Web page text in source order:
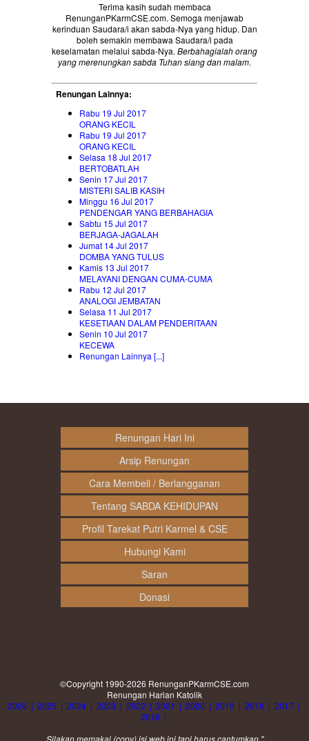
Terima kasih sudah membaca
RenunganPKarmCSE.com. Semoga menjawab
kerinduan Saudara/i akan sabda-Nya yang hidup. Dan
boleh semakin membawa Saudara/i pada
keselamatan melalui sabda-Nya. Berbahagialah orang
yang merenungkan sabda Tuhan siang dan malam.
Renungan Lainnya:
Rabu 19 Jul 2017
ORANG KECIL
Rabu 19 Jul 2017
ORANG KECIL
Selasa 18 Jul 2017
BERTOBATLAH
Senin 17 Jul 2017
MISTERI SALIB KASIH
Minggu 16 Jul 2017
PENDENGAR YANG BERBAHAGIA
Sabtu 15 Jul 2017
BERJAGA-JAGALAH
Jumat 14 Jul 2017
DOMBA YANG TULUS
Kamis 13 Jul 2017
MELAYANI DENGAN CUMA-CUMA
Rabu 12 Jul 2017
ANALOGI JEMBATAN
Selasa 11 Jul 2017
KESETIAAN DALAM PENDERITAAN
Senin 10 Jul 2017
KECEWA
Renungan Lainnya [...]
Renungan Hari Ini
Arsip Renungan
Cara Membeli / Berlangganan
Tentang SABDA KEHIDUPAN
Profil Tarekat Putri Karmel & CSE
Hubungi Kami
Saran
Donasi
©Copyright 1990-2026 RenunganPKarmCSE.com
Renungan Harian Katolik
2026 | 2025 | 2024 | 2023 | 2022 | 2021 | 2020 | 2019 | 2018 | 2017 |
2016 |